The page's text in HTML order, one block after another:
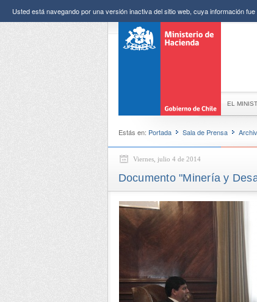
Usted está navegando por una versión inactiva del sitio web, cuya información
EL
Estás en: Portada Sala de Prensa
Viernes, julio 4 de 2014
Documento "Minería y